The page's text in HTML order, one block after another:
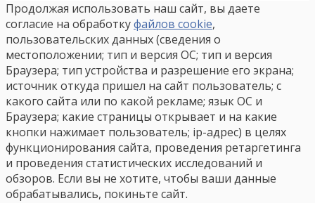
Продолжая использовать наш сайт, вы даете
согласие на обработкуфайлов cookie,
пользовательских данных (сведения о
местоположении; тип и версия ОС; тип и версия
Браузера; тип устройства и разрешение его экрана;
источник откуда пришел на сайт пользователь; с
какого сайта или по какой рекламе; язык ОС и
Браузера; какие страницы открывает и на какие
кнопки нажимает пользователь; ip-адрес) в целях
функционирования сайта, проведения ретаргетинга
и проведения статистических исследований и
обзоров. Если вы не хотите, чтобы ваши данные
обрабатывались, покиньте сайт.